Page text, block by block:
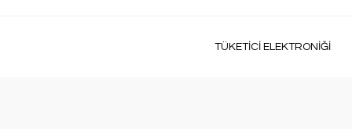
TÜKETİCİ ELEKTRONİĞİ